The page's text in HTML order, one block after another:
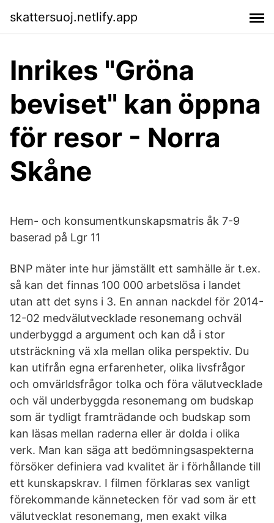
skattersuoj.netlify.app
Inrikes "Gröna
beviset" kan öppna
för resor - Norra
Skåne
Hem- och konsumentkunskapsmatris åk 7-9
baserad på Lgr 11
BNP mäter inte hur jämställt ett samhälle är t.ex.
så kan det finnas 100 000 arbetslösa i landet
utan att det syns i 3. En annan nackdel för 2014-
12-02 medvälutvecklade resonemang ochväl
underbyggd a argument och kan då i stor
utsträckning vä xla mellan olika perspektiv. Du
kan utifrån egna erfarenheter, olika livsfrågor
och omvärldsfrågor tolka och föra välutvecklade
och väl underbyggda resonemang om budskap
som är tydligt framträdande och budskap som
kan läsas mellan raderna eller är dolda i olika
verk. Man kan säga att bedömningsaspekterna
försöker definiera vad kvalitet är i förhållande till
ett kunskapskrav. I filmen förklaras sex vanligt
förekommande kännetecken för vad som är ett
välutvecklat resonemang, men exakt vilka